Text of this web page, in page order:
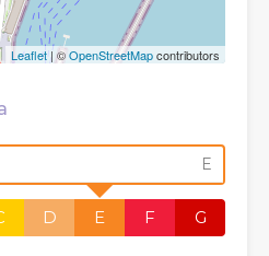
Leaflet| ©OpenStreetMapcontributors
E
D E F G